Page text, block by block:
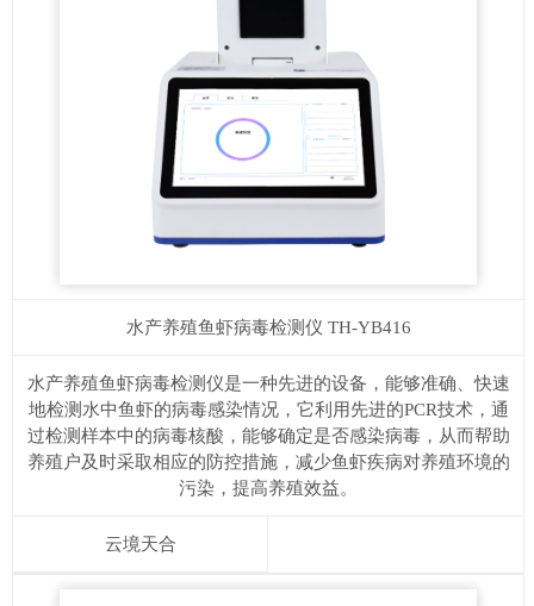
水产养殖鱼虾病毒检测仪 TH-YB416
水产养殖鱼虾病毒检测仪是一种先进的设备，能够准确、快速
地检测水中鱼虾的病毒感染情况，它利用先进的PCR技术，通
过检测样本中的病毒核酸，能够确定是否感染病毒，从而帮助
养殖户及时采取相应的防控措施，减少鱼虾疾病对养殖环境的
污染，提高养殖效益。
云境天合